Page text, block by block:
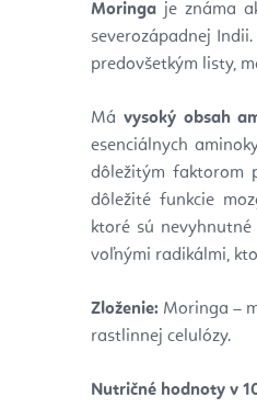
Moringa je známa
severozápadnej
predovšetkým listy,
Má vysoký obsah
esenciálnych
dôležitým faktorom
dôležité funkcie
ktoré sú
voľnými radikálmi,
Zloženie: Moringa –
rastlinnej celulózy.
Nutričné hodnoty v